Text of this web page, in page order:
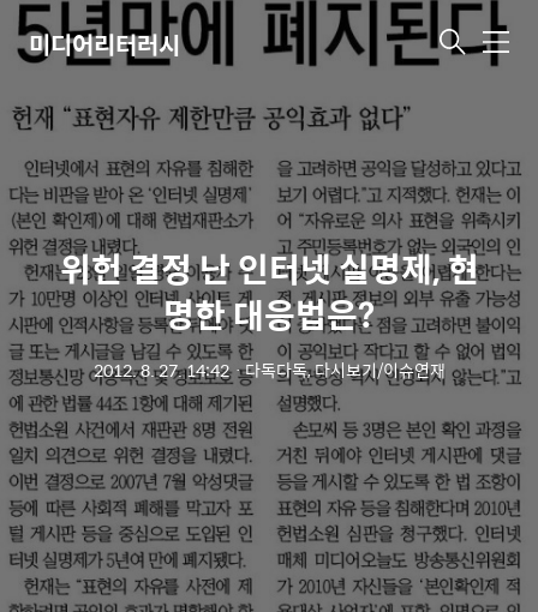
미디어리터러시 메
뉴
위헌 결정 난 인터넷 실명제, 현
명한 대응법은?
2012. 8. 27. 14:42ㆍ다독다독, 다시보기/이슈연재